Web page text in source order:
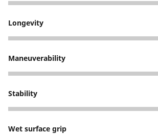
5
Longevity
5
Maneuverability
5
Stability
5
Wet surface grip